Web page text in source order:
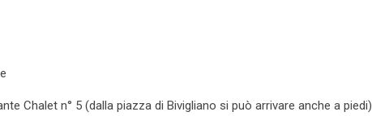
Chalet n° 5 (dalla piazza di Bivigliano si può arrivare anche a piedi)